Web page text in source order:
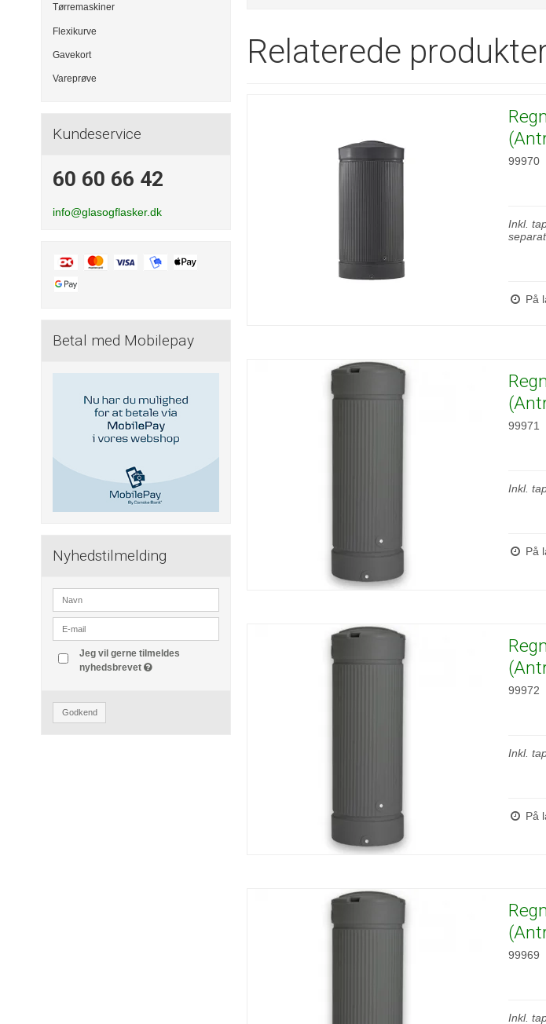
Tørremaskiner
Flexikurve
Gavekort
Vareprøve
Kundeservice
60 60 66 42
info@glasogflasker.dk
Betal med Mobilepay
Nyhedstilmelding
Jeg vil gerne tilmeldes
nyhedsbrevet
Godkend
Relaterede
99970
Inkl.
separat.
På
99971
Inkl.
På
99972
Inkl.
På
99969
Inkl.